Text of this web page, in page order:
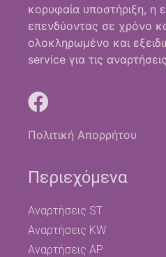
κορυφαία υποστήριξη, η
επενδύοντας σε χρόνο
ολοκληρωμένο και
service για τις
Πολιτική Απορρήτου
Περιεχόμενα
Αναρτήσεις ST
Αναρτήσεις KW
Αναρτήσεις AP